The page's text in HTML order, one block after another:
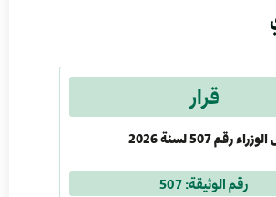
قرار
رقم 507 لسنة 2026
رقم الوثيقة: 507